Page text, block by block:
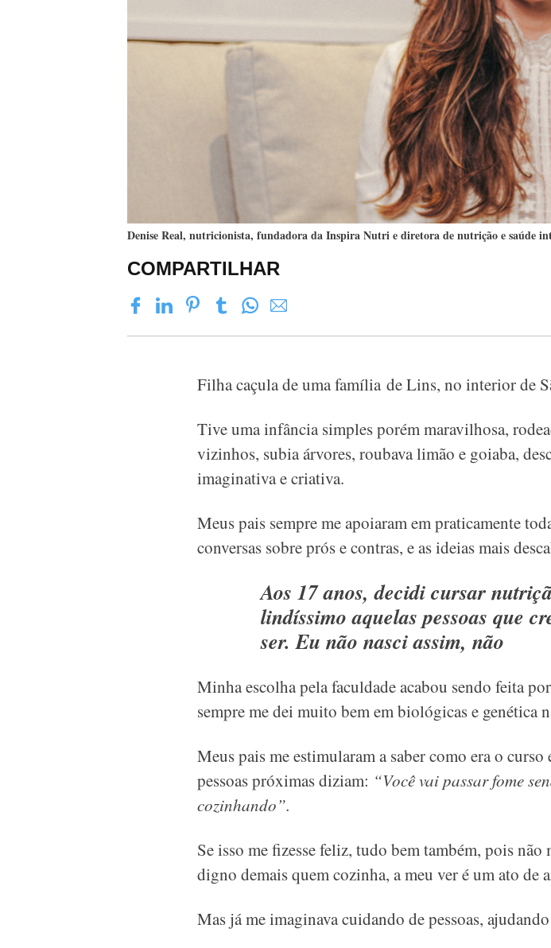
Denise Real, nutricionista, fundadora da Inspira Nutri e diretora de nutrição e saúde
COMPARTILHAR
Filha caçula de uma família de Lins, no interior de
Tive uma infância simples porém maravilhosa,
vizinhos, subia árvores, roubava limão e goiaba,
imaginativa e criativa.
Meus pais sempre me apoiaram em praticamente
conversas sobre prós e contras, e as ideias mais
Aos 17 anos, decidi cursar
lindíssimo aquelas pessoas que
ser. Eu não nasci assim, não
Minha escolha pela faculdade acabou sendo feita
sempre me dei muito bem em biológicas e genética
Meus pais me estimularam a saber como era o
pessoas próximas diziam: “Você vai passar fome
cozinhando”.
Se isso me fizesse feliz, tudo bem também, pois
digno demais quem cozinha, a meu ver é um ato de
Mas já me imaginava cuidando de pessoas,